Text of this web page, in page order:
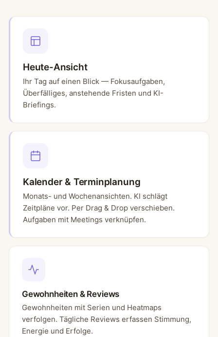
Heute-Ansicht
Ihr Tag auf einen Blick — Fokusaufgaben,
Überfälliges, anstehende Fristen und KI-
Briefings.
Kalender & Terminplanung
Monats- und Wochenansichten. KI schlägt
Zeitpläne vor. Per Drag & Drop verschieben.
Aufgaben mit Meetings verknüpfen.
Gewohnheiten & Reviews
Gewohnheiten mit Serien und Heatmaps
verfolgen. Tägliche Reviews erfassen Stimmung,
Energie und Erfolge.